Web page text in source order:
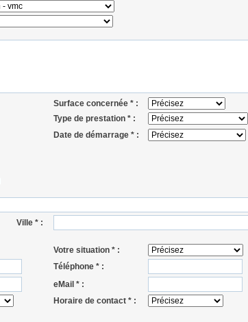
Surface concernée * :
Type de prestation * :
Date de démarrage * :
Ville * :
Votre situation * :
Téléphone * :
eMail * :
Horaire de contact * :